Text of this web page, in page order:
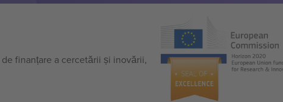
finanțare a cercetării și inovării,